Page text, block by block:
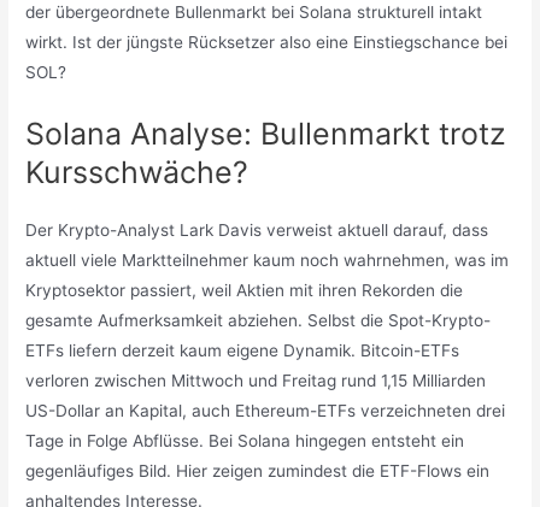
der übergeordnete Bullenmarkt bei Solana strukturell intakt
wirkt. Ist der jüngste Rücksetzer also eine Einstiegschance bei
SOL?
Solana Analyse: Bullenmarkt trotz
Kursschwäche?
Der Krypto-Analyst Lark Davis verweist aktuell darauf, dass
aktuell viele Marktteilnehmer kaum noch wahrnehmen, was im
Kryptosektor passiert, weil Aktien mit ihren Rekorden die
gesamte Aufmerksamkeit abziehen. Selbst die Spot-Krypto-
ETFs liefern derzeit kaum eigene Dynamik. Bitcoin-ETFs
verloren zwischen Mittwoch und Freitag rund 1,15 Milliarden
US-Dollar an Kapital, auch Ethereum-ETFs verzeichneten drei
Tage in Folge Abflüsse. Bei Solana hingegen entsteht ein
gegenläufiges Bild. Hier zeigen zumindest die ETF-Flows ein
anhaltendes Interesse.